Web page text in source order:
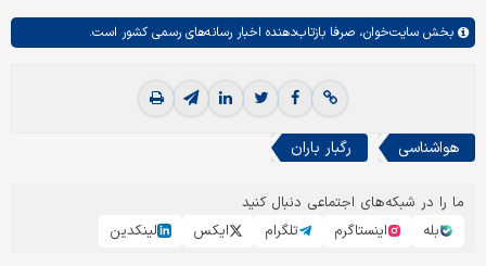
بخش سایت‌خوان، صرفا بازتاب‌دهنده اخبار رسانه‌های رسمی کشور است.
هواشناسی رگبار باران
ما را در شبکه‌های اجتماعی دنبال کنید
بله
اینستاگرم تلگرام ایکس لینکدین